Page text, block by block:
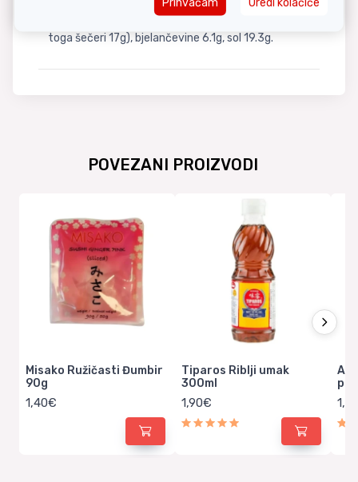
Energija 631kJ/148kcal, masti 0.5g (od toga
toga šečeri 17g), bjelančevine 6.1g, sol 19.3g.
POVEZANI PROIZVODI
Misako Ružičasti Đumbir
90g
1,40€
Tiparos Riblji umak
300ml
1,90€